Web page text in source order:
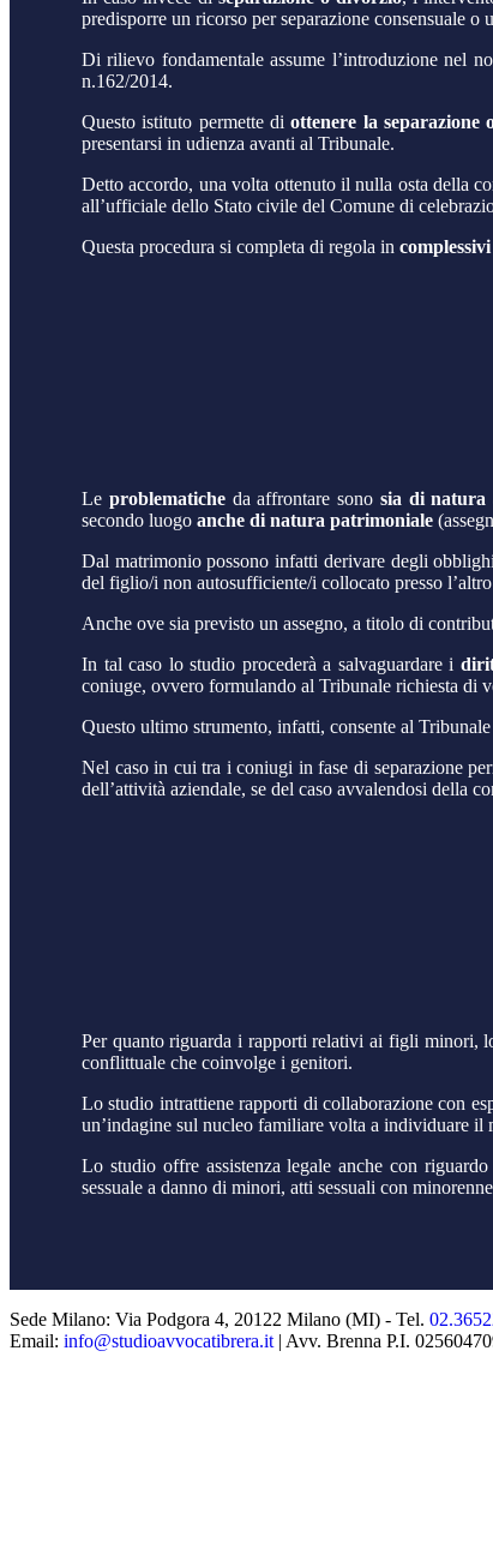
predisporre un ricorso per separazione consensuale o
Di rilievo fondamentale assume l’introduzione nel
n.162/2014.
Questo istituto permette diottenere la separazione
presentarsi in udienza avanti al Tribunale.
Detto accordo, una volta ottenuto il nulla osta della
all’ufficiale dello Stato civile del Comune di
Questa procedura si completa di regola in
Le problematicheda affrontare sono sia di natura
secondo luogo anche di natura patrimoniale
Dal matrimonio possono infatti derivare degli
del figlio/i non autosufficiente/i collocato presso
Anche ove sia previsto un assegno, a titolo di
In tal caso lo studio procederà a salvaguardare i
coniuge, ovvero formulando al Tribunale richiesta di
Questo ultimo strumento, infatti, consente al
Nel caso in cui tra i coniugi in fase di separazione
dell’attività aziendale, se del caso avvalendosi della
Per quanto riguarda i rapporti relativi ai figli minori,
conflittuale che coinvolge i genitori.
Lo studio intrattiene rapporti di collaborazione con
un’indagine sul nucleo familiare volta a individuare
Lo studio offre assistenza legale anche con
sessuale a danno di minori, atti sessuali con
Sede Milano: Via Podgora 4, 20122 Milano (MI) - Tel.
Email: info@studioavvocatibrera.it | Avv. Brenna P.I.